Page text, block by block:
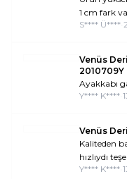
1 cm fark
S**** Ü****
Venüs
2010709Y
Ayakkabı
Y**** K****
Venüs
Kaliteden
hızlıydı
Y**** K****